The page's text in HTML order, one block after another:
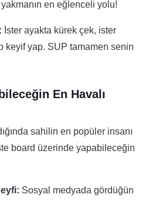
en eğlenceli yolu!
İster ayakta kürek çek, ister
keyif yap. SUP tamamen senin
En Havalı
sahilin en popüler insanı
board üzerinde yapabileceğin
Sosyal medyada gördüğün